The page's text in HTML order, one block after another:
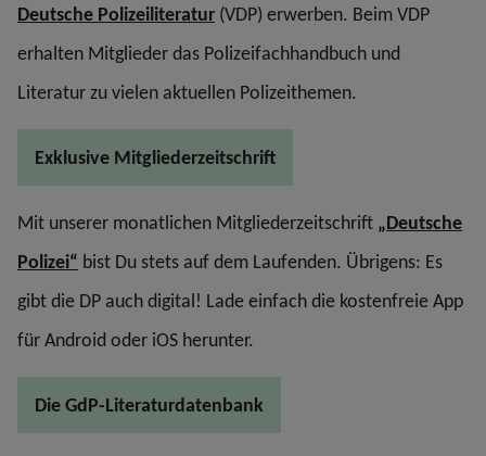
Deutsche Polizeiliteratur (VDP) erwerben. Beim VDP
erhalten Mitglieder das Polizeifachhandbuch und
Literatur zu vielen aktuellen Polizeithemen.
Exklusive Mitgliederzeitschrift
Mit unserer monatlichen Mitgliederzeitschrift „Deutsche
Polizei“ bist Du stets auf dem Laufenden. Übrigens: Es
gibt die DP auch digital! Lade einfach die kostenfreie App
für Android oder iOS herunter.
Die GdP-Literaturdatenbank